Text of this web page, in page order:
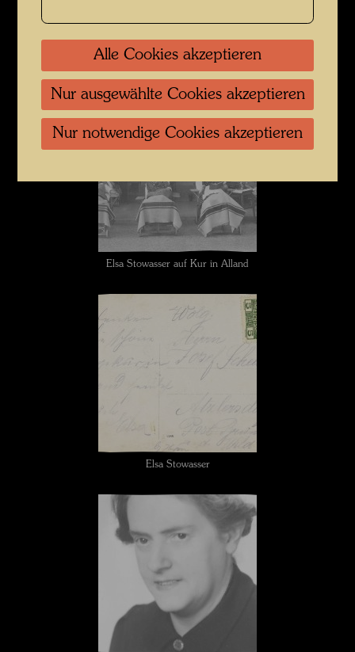
Jugendbildnis Elsa Stowasser
Elsa Stowasser auf Kur in Alland
Elsa Stowasser
Alle Cookies akzeptieren
Nur ausgewählte Cookies akzeptieren
Nur notwendige Cookies akzeptieren